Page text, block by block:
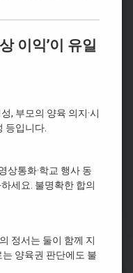
이익’이 유일
, 부모의 양육 의지·시
등입니다.
상통화·학교 행사 동
세요. 불명확한 합의
정서는 둘이 함께 지
는 양육권 판단에도 불